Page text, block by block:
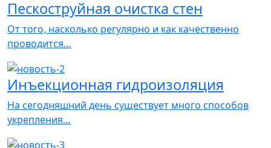
Пескоструйная очистка стен
От того, насколько регулярно и как качественно
проводится…
Инъекционная гидроизоляция
На сегодняшний день существует много способов
укрепления…